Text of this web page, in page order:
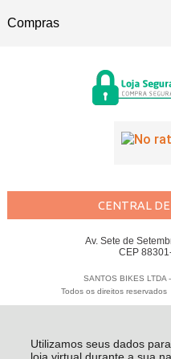
Utilizamos seus dados
Compras
CENTRAL
Av. Sete de
CEP
SANTOS BIKES LTDA
Todos os direitos reservados